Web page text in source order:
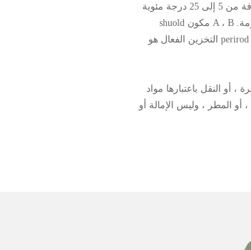
• احفظه في مخزن جاف وجاف في درجة حرارة الغرفة من 5 إلى 25 درجة مئوية
، ولا يتراكم في الهواء الطلق أو المطر ، ولا يتلف الحزمة. A ، B مكون shuold
تكون منفصلة لتجنب الاختلاط. من تاريخ الإنتاج ، يكون perirod التخزين الفعال هو
أو النقل باعتبارها مواد
، أو المطر ، وليس الإمالة أو